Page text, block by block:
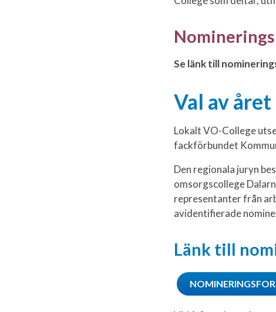
Se länk till
Val av
Lokalt VO-College
fackförbundet
Den regionala juryn
omsorgscollege
representanter från
avidentifierade
Länk till